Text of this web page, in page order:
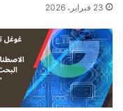
23 فبراير، 2026